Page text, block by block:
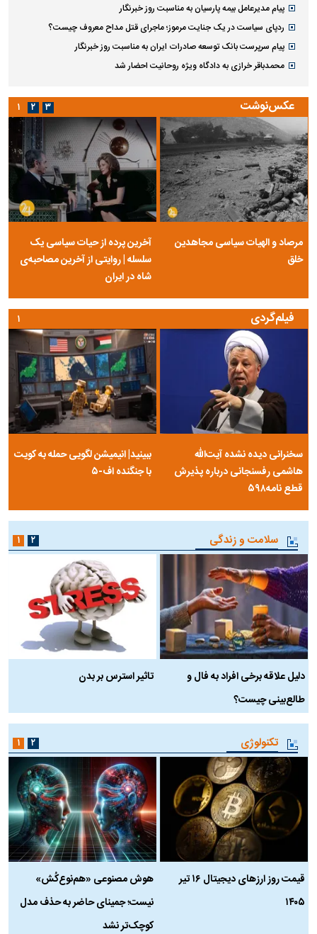
پیام مدیرعامل بیمه پارسیان به مناسبت روز خبرنگار
ردپای سیاست در یک جنایت مرموز؛ ماجرای قتل مداح معروف چیست؟
پیام سرپرست بانک توسعه صادرات ایران به مناسبت روز خبرنگار
محمدباقر خرازی به دادگاه ویژه روحانیت احضار شد
عکس‌نوشت
مرصاد و الهیات سیاسی مجاهدین
خلق
آخرین پرده از حیات سیاسی یک
سلسله | روایتی از آخرین مصاحبه‌ی
شاه در ایران
۱ ۲ ۳
فیلم‌گردی
سخنرانی دیده نشده آیت‌الله
هاشمی رفسنجانی درباره پذیرش
قطع نامه۵۹۸
ببینید| انیمیشن لگویی حمله به کویت
با جنگنده اف-۵
۱
سلامت و زندگی
دلیل علاقه برخی افراد به فال و
طالع‌بینی چیست؟
تاثیر استرس بر بدن
۱ ۲
تکنولوژی
قیمت روز ارز‌های دیجیتال ۱۶ تیر
۱۴۰۵
هوش مصنوعی «هم‌نوع‌کُش»
نیست؛ جمینای حاضر به حذف مدل
کوچک‌تر نشد
۱ ۲